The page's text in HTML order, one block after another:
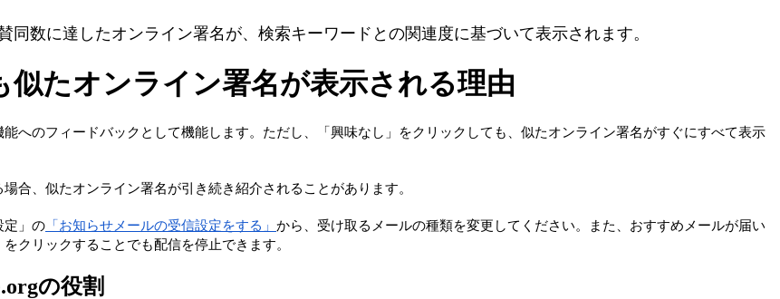
同数に達 したオンラ イ ン署名が、 検索キーワー ド との関連度に基づいて表示されます。
似たオンライン署名が表示される理由
能へのフ ィ ー ドバック と して機能し ます。 ただし 「 興味な し 」 をク リ ック して も 似たオンライ ン署名がす ぐにすべて表示
場合 似たオンライ ン署名が引 き続き紹介される こ と があ り ます。
定 」 の 「 お知らせ メ ールの受信設定をする 」 から 受け取 る メ ールの種類を変更 して く ださ い。 ま た おすすめ メ ールが届い
をク リ ックする こ と でも配信を停止でき ます。
.orgの役割